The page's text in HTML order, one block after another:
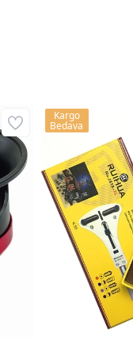
Kargo
Bedava